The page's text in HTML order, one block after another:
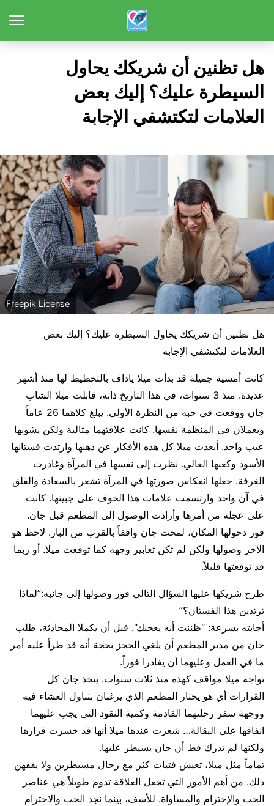
هل تظنين أن شريكك يحاول
السيطرة عليك؟ إليك بعض
العلامات لتكتشفي الإجابة
Freepik License
هل تظنين أن شريكك يحاول السيطرة عليك؟ إليك بعض
العلامات لتكتشفي الإجابة
كانت أمسية جميلة قد بدأت ميلا ياداف بالتخطيط لها منذ أشهر
عديدة. منذ 3 سنوات، في هذا التاريخ ذاته، قابلت ميلا الشاب
جان ووقعت في حبه من النظرة الأولى. يبلغ كلاهما 26 عاماً
ويعملان في المنظمة نفسها. كانت علاقتهما مثالية ولكن يشوبها
عيب واحد. أبعدت ميلا كل هذه الأفكار عن ذهنها وارتدت فستانها
الأسود وكعبها العالي. نظرت إلى نفسها في المرآة وغادرت
الغرفة. جعلها انعكاس صورتها في المرآة تشعر بالسعادة والقلق
في آن واحد وارتسمت علامات هذا الخوف على جبينها. كانت
على عجلة من أمرها وأرادت الوصول إلى المطعم قبل جان.
فور دخولها المكان، لمحت جان واقفاً بالقرب من البار. لاحظ هو
الآخر وصولها ولكن لم تكن تعابير وجهه كما توقعت ميلا. أو ربما
قد توقعتها قليلاً.
طرح شريكها عليها السؤال التالي فور وصولها إلى جانبه:”لماذا
ترتدين هذا الفستان؟”
أجابته بسرعة: “ظننت أنه يعجبك”. قبل أن يكملا المحادثة، طلب
جان من مدير المطعم أن يلغي الحجز بحجة أنه قد طرأ عليه أمر
ما في العمل وعليهما أن يغادرا فوراً.
تواجه ميلا مواقف كهذه منذ ثلاث سنوات. يتخذ جان كل
القرارات أي هو يختار المطعم الذي يرغبان بتناول العشاء فيه
ووجهة سفر رحلتهما القادمة وكمية النقود التي يجب عليهما
انفاقها على البقالة… شعرت عندها ميلا أنها قد خسرت قرارها
ولكنها لم تدرك قط أن جان يسيطر عليها.
تماماً مثل ميلا، تعيش فتيات كثر مع رجال مسيطرين ولا يفقهن
ذلك. من أهم الأمور التي تجعل العلاقة تدوم طويلاً هي عناصر
الحب والإحترام والمساواة. للأسف، بينما نجد الحب والاحترام